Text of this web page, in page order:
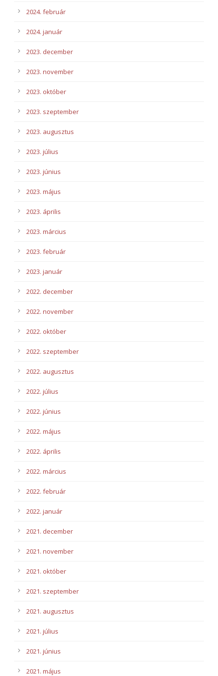
2024. február
2024. január
2023. december
2023. november
2023. október
2023. szeptember
2023. augusztus
2023. július
2023. június
2023. május
2023. április
2023. március
2023. február
2023. január
2022. december
2022. november
2022. október
2022. szeptember
2022. augusztus
2022. július
2022. június
2022. május
2022. április
2022. március
2022. február
2022. január
2021. december
2021. november
2021. október
2021. szeptember
2021. augusztus
2021. július
2021. június
2021. május